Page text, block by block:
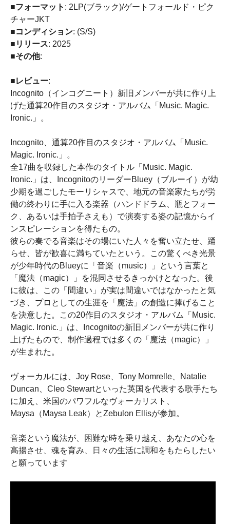
■フォーマット : 2LP(ブラック)/ゲートフォールド・ピク
チャーJKT
■コンディション: (S/S)
■リリース: 2025
■その他:
■レビュー:
Incognito（インコグニート）新旧メンバーが共に作り上
げた通算20作目のスタジオ・アルバム「Music. Magic.
Ironic.」。
Incognito、通算20作目のスタジオ・アルバム「Music.
Magic. Ironic.」。
全17曲を収録した本作のタイトル「Music. Magic.
Ironic.」は、IncognitoのリーダーBluey（ブルーイ）が幼
少期を過ごしたモーリシャスで、地元の音楽家たちが労
働の終わりに手に入る楽器（ハンドドラム、瓶とフォー
ク、あるいは手拍子さえも）で演奏する姿の記憶からイ
ンスピレーションを得たもの。
彼らの奏でる音楽はその場にいた人々を奮い立たせ、踊
らせ、皆が歓喜に満ちていたという。この驚くべき光景
が少年時代のBlueyに「音楽（music）」という言葉と
「魔法（magic）」を混同させるきっかけとなった。後
に彼は、この「間違い」が実は間違いではなかったと気
づき、プロとしての生涯を「魔法」の創造に捧げること
を決意した。この20作目のスタジオ・アルバム「Music.
Magic. Ironic.」は、Incognitoの新旧メンバーが共に作り
上げたもので、制作過程では多くの「魔法（magic）」
が生まれた。
ヴォーカルには、Joy Rose、Tony Momrelle、Natalie
Duncan、Cleo Stewartといった英国を代表する歌手たち
に加え、米国のパワフルなヴォーカリスト、
Maysa（Maysa Leak）とZebulon Ellisが参加。
音楽という魔法が、困難な時を乗り越え、あなたの心を
高揚させ、魂を育み、日々の生活に調和をもたらしたい
と願っています